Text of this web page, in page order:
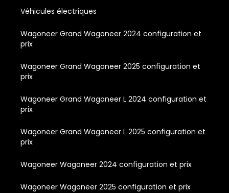
Véhicules électriques
Wagoneer Grand Wagoneer 2024 configuration et
prix
Wagoneer Grand Wagoneer 2025 configuration et
prix
Wagoneer Grand Wagoneer L 2024 configuration et
prix
Wagoneer Grand Wagoneer L 2025 configuration et
prix
Wagoneer Wagoneer 2024 configuration et prix
Wagoneer Wagoneer 2025 configuration et prix